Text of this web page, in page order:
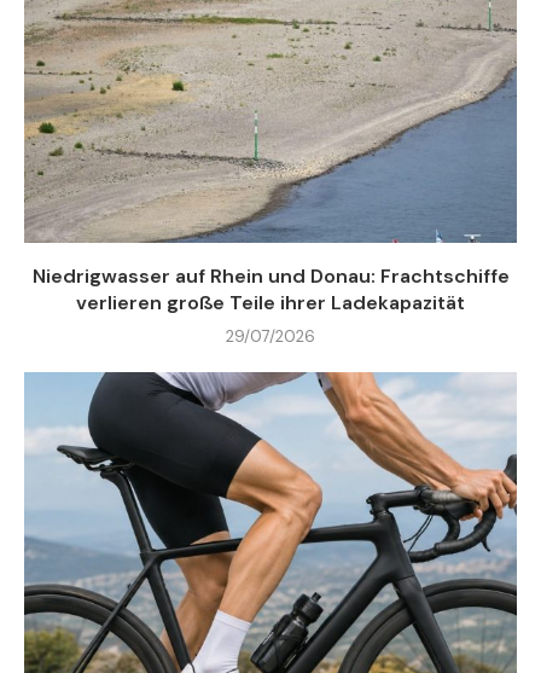
Niedrigwasser auf Rhein und Donau: Frachtschiffe
verlieren große Teile ihrer Ladekapazität
29/07/2026